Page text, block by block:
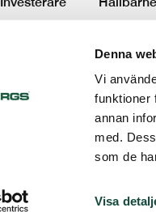
Denna
Vi
funktioner
annan
med.
som de
Visa
Code of conduct